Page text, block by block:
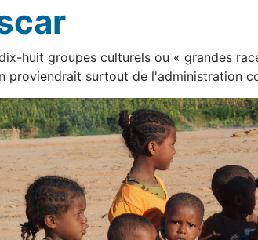
huit groupes culturels ou « grandes
surtout de l'administration